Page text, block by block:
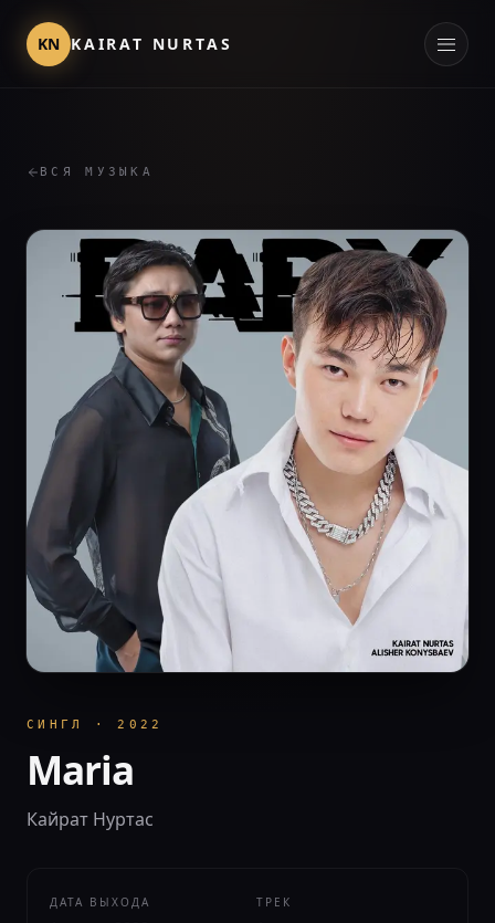
KN KAIRAT NURTAS
ВСЯ МУЗЫКА
СИНГЛ ·2022
Maria
Кайрат Нуртас
ДАТА ВЫХОДА ТРЕК